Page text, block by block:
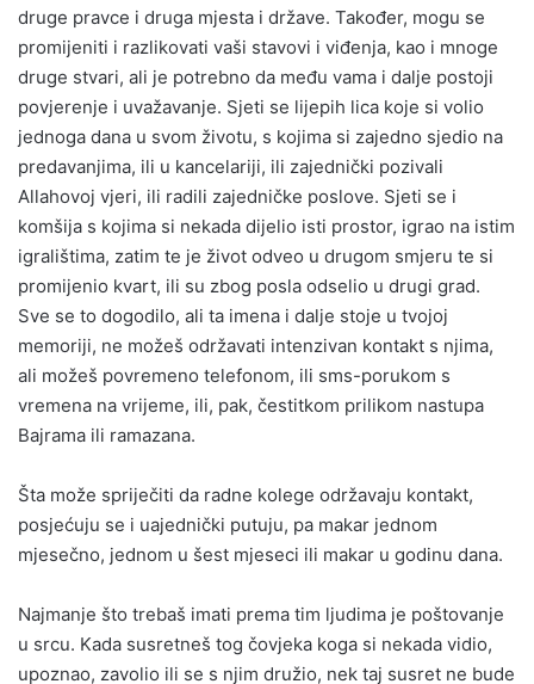
druge pravce i druga mjesta i države. Također, mogu se
promijeniti i razlikovati vaši stavovi i viđenja, kao i mnoge
druge stvari, ali je potrebno da među vama i dalje postoji
povjerenje i uvažavanje. Sjeti se lijepih lica koje si volio
jednoga dana u svom životu, s kojima si zajedno sjedio na
predavanjima, ili u kancelariji, ili zajednički pozivali
Allahovoj vjeri, ili radili zajedničke poslove. Sjeti se i
komšija s kojima si nekada dijelio isti prostor, igrao na istim
igralištima, zatim te je život odveo u drugom smjeru te si
promijenio kvart, ili su zbog posla odselio u drugi grad.
Sve se to dogodilo, ali ta imena i dalje stoje u tvojoj
memoriji, ne možeš održavati intenzivan kontakt s njima,
ali možeš povremeno telefonom, ili sms-porukom s
vremena na vrijeme, ili, pak, čestitkom prilikom nastupa
Bajrama ili ramazana.
Šta može spriječiti da radne kolege održavaju kontakt,
posjećuju se i uajednički putuju, pa makar jednom
mjesečno, jednom u šest mjeseci ili makar u godinu dana.
Najmanje što trebaš imati prema tim ljudima je poštovanje
u srcu. Kada susretneš tog čovjeka koga si nekada vidio,
upoznao, zavolio ili se s njim družio, nek taj susret ne bude